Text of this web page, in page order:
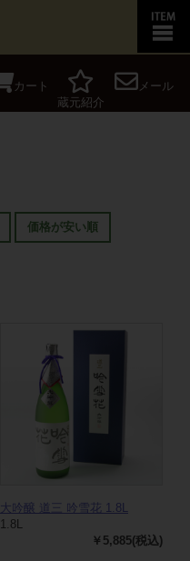
カート
蔵元紹介
メール
価格が安い順
大吟醸 道三 吟雪花 1.8L
1.8L
￥5,885(税込)